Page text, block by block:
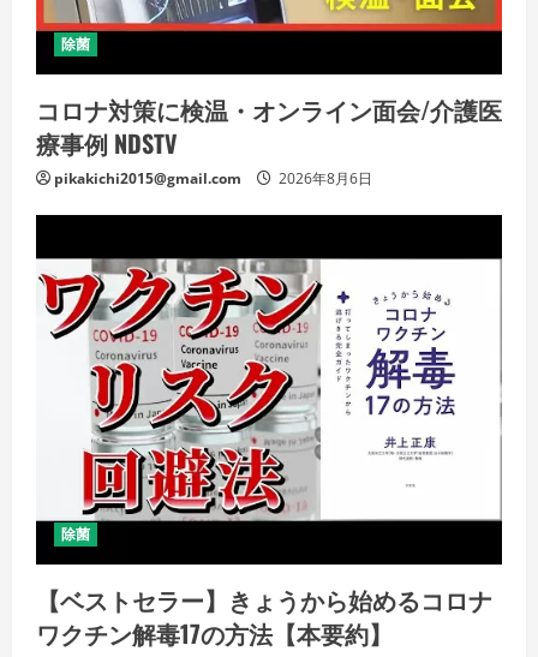
除菌
コロナ対策に検温・オンライン面会/介護医
療事例 NDSTV
pikakichi2015@gmail.com 2026年8月6日
除菌
【ベストセラー】きょうから始めるコロナ
ワクチン解毒17の方法【本要約】